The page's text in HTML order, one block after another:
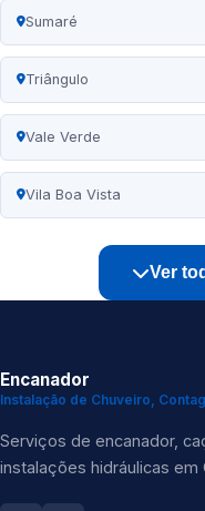
Sumaré
Triângulo
Vale Verde
Vila Boa Vista
Ver
Encanador
Instalação de Chuveiro,
Serviços de encanador,
instalações hidráulicas em